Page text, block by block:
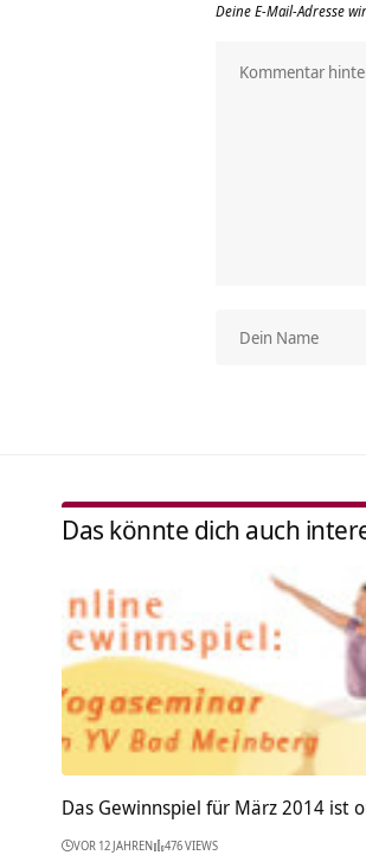
Deine E-Mail-Adresse
Das könnte dich auch
Das Gewinnspiel für März 2014 ist
VOR 12 JAHREN 476 VIEWS